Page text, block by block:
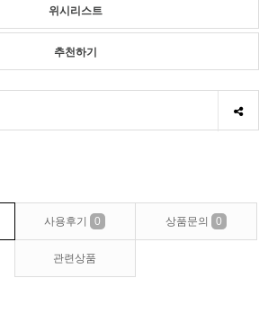
위시리스트
추천하기
사용후기 0 상품문의 0
관련상품